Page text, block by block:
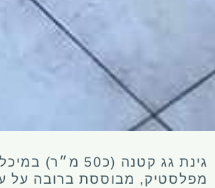
גינת גג קטנה (כ50
מפלסטיק, מבוססת ברובה על